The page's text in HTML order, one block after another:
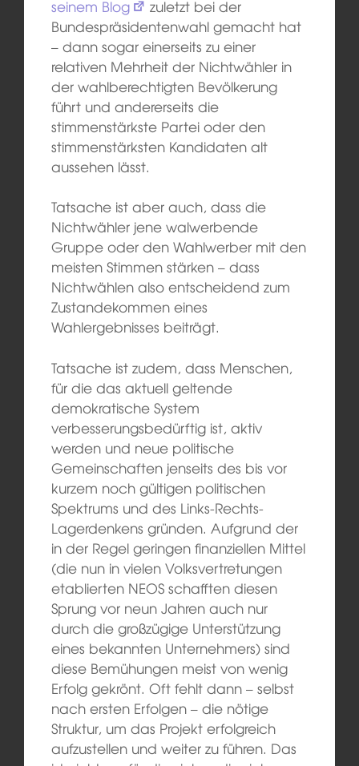
seinem Blog
zuletzt bei der
Bundespräsidentenwahl gemacht hat
– dann sogar einerseits zu einer
relativen Mehrheit der Nichtwähler in
der wahlberechtigten Bevölkerung
führt und andererseits die
stimmenstärkste Partei oder den
stimmenstärksten Kandidaten alt
aussehen lässt.
Tatsache ist aber auch, dass die
Nichtwähler jene walwerbende
Gruppe oder den Wahlwerber mit den
meisten Stimmen stärken – dass
Nichtwählen also entscheidend zum
Zustandekommen eines
Wahlergebnisses beiträgt.
Tatsache ist zudem, dass Menschen,
für die das aktuell geltende
demokratische System
verbesserungsbedürftig ist, aktiv
werden und neue politische
Gemeinschaften jenseits des bis vor
kurzem noch gültigen politischen
Spektrums und des Links-Rechts-
Lagerdenkens gründen. Aufgrund der
in der Regel geringen finanziellen Mittel
(die nun in vielen Volksvertretungen
etablierten NEOS schafften diesen
Sprung vor neun Jahren auch nur
durch die großzügige Unterstützung
eines bekannten Unternehmers) sind
diese Bemühungen meist von wenig
Erfolg gekrönt. Oft fehlt dann – selbst
nach ersten Erfolgen – die nötige
Struktur, um das Projekt erfolgreich
aufzustellen und weiter zu führen. Das